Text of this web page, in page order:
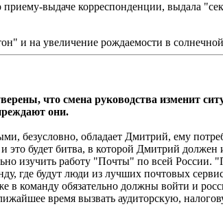
выдаче корреспонденции, выдала
и на увеличение рождаемости в
что смена руководства изменит
они.
безусловно, обладает Дмитрий, ему
это будет битва, в которой Дмитрий
изучить работу "Почты" по всей
где будут люди из лучших почтовых
в команду обязательно должны войти и
время вызвать аудиторскую,